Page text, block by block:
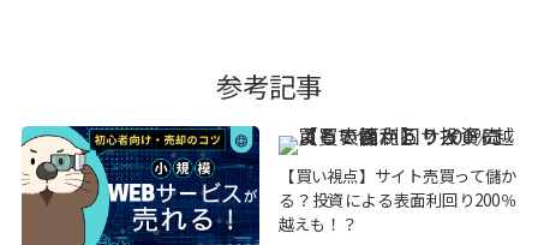
参考記事
【買い視点】サイト売買って儲か
る？投資による表面利回り200％
越えも！？